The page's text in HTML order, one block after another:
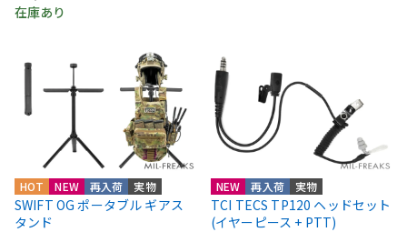
在庫あり
HOT NEW 再入荷 実物
SWIFT OG ポータブル ギアス
タンド
NEW 再入荷 実物
TCI TECS TP120 ヘッドセット
(イヤーピース + PTT)